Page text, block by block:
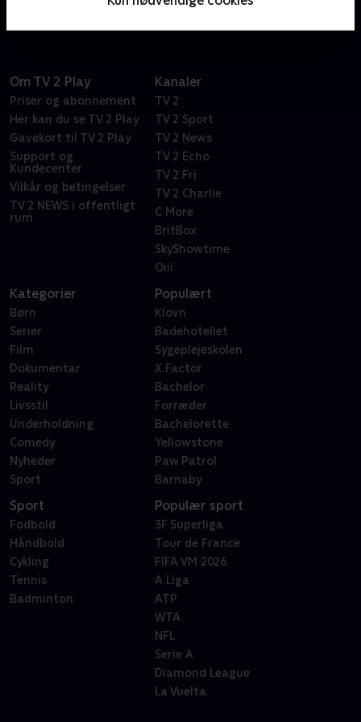
Om TV 2 Play
Priser og abonnement
Her kan du se TV 2 Play
Gavekort til TV 2 Play
Support og
Kundecenter
Vilkår og betingelser
TV 2 NEWS i offentligt
rum
Kanaler
TV 2
TV 2 Sport
TV 2 News
TV 2 Echo
TV 2 Fri
TV 2 Charlie
C More
BritBox
SkyShowtime
Oiii
Kategorier
Børn
Serier
Film
Dokumentar
Reality
Livsstil
Underholdning
Comedy
Nyheder
Sport
Populært
Klovn
Badehotellet
Sygeplejeskolen
X Factor
Bachelor
Forræder
Bachelorette
Yellowstone
Paw Patrol
Barnaby
Sport
Fodbold
Håndbold
Cykling
Tennis
Badminton
Populær sport
3F Superliga
Tour de France
FIFA VM 2026
A Liga
ATP
WTA
NFL
Serie A
Diamond League
La Vuelta